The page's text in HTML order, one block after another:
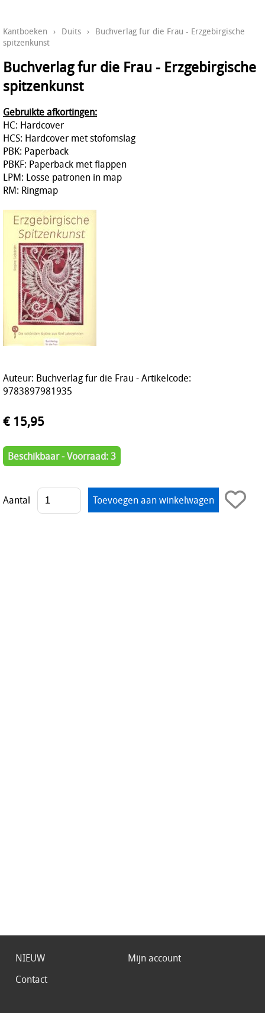
Kantboeken › Duits › Buchverlag fur die Frau - Erzgebirgische
spitzenkunst
Buchverlag fur die Frau - Erzgebirgische
spitzenkunst
Gebruikte afkortingen:
HC: Hardcover
HCS: Hardcover met stofomslag
PBK: Paperback
PBKF: Paperback met flappen
LPM: Losse patronen in map
RM: Ringmap
Auteur: Buchverlag fur die Frau - Artikelcode:
9783897981935
€ 15,95
Beschikbaar - Voorraad: 3
Aantal
NIEUW
Mijn account
Contact